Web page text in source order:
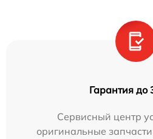
Гарантия до
Сервисный центр
оригинальные